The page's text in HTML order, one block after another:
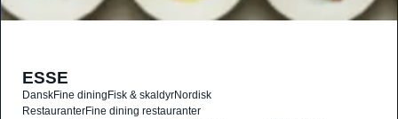
ESSE
DanskFine diningFisk & skaldyrNordisk
RestauranterFine dining restauranter